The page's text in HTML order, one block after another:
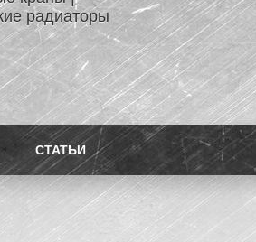
радиаторы
СТАТЬИ